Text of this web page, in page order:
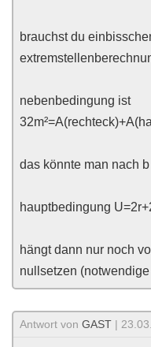
brauchst du
nebenbedingung ist
das könnte man nach
hauptbedingung
hängt dann nur noch
nullsetzen
Antwort von GAST |